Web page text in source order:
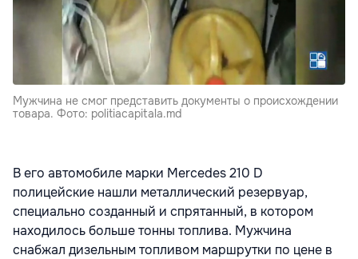
Мужчина не смог представить документы о происхождении
товара. Фото: politiacapitala.md
В его автомобиле марки Mercedes 210 D
полицейские нашли металлический резервуар,
специально созданный и спрятанный, в котором
находилось больше тонны топлива. Мужчина
снабжал дизельным топливом маршрутки по цене в